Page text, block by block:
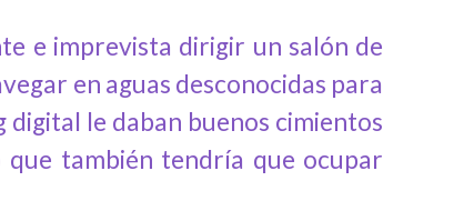
e imprevista dirigir un salón de
en aguas desconocidas para
le daban buenos cimientos
que también tendría que ocupar